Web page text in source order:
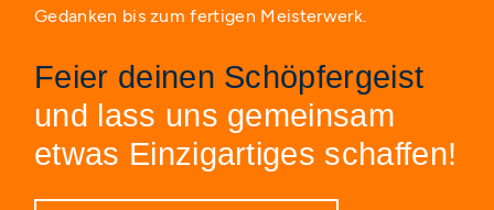
Gedanken bis zum fertigen Meisterwerk.
Feier deinen Schöpfergeist
und lass uns gemeinsam
etwas Einzigartiges schaffen!